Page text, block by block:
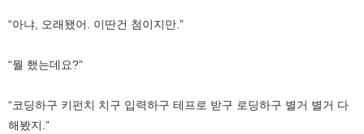
“아냐, 오래됐어. 이딴건 첨이지만.”
“뭘 했는데요?”
“코딩하구 키펀치 치구 입력하구 테프로 받구 로딩하구 별거 별거 다
해봤지.”